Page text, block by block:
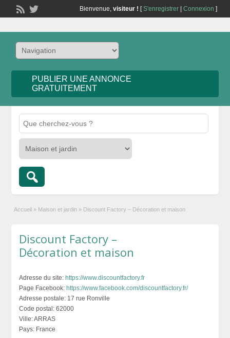
Bienvenue, visiteur ! [S'enregistrer| Connexion ]
PUBLIER UNE ANNONCE
GRATUITEMENT
Accueil » Maison et jardin » Discount Factory – Décoration et maison
Discount Factory –
Décoration et maison
Adresse du site: https://www.discountfactory.fr
Page Facebook: https://www.facebook.com/discountfactory.fr/
Adresse postale: 17 rue Ronville
Code postal: 62000
Ville:ARRAS
Pays: France